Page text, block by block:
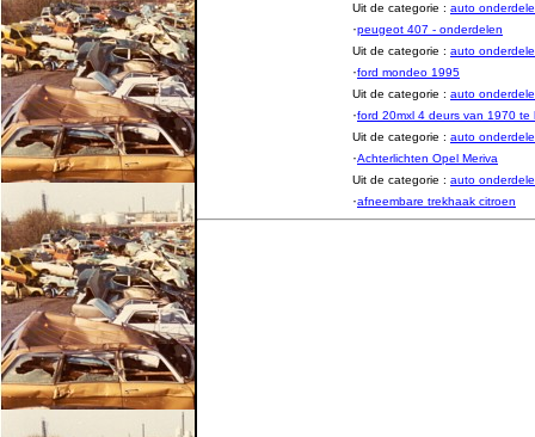
Uit de categorie : auto
·peugeot 407 - onderdelen
Uit de categorie : auto
·ford mondeo 1995
Uit de categorie : auto
·ford 20mxl 4 deurs van 1970 te
Uit de categorie : auto
·Achterlichten Opel Meriva
Uit de categorie : auto
·afneembare trekhaak citroen